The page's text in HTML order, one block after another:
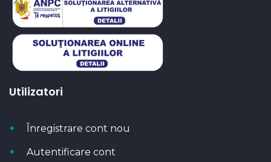
Utilizatori
Înregistrare cont nou
Autentificare cont